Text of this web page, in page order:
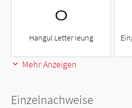
ㅇ
Hangul Letter Ieung
Mehr Anzeigen
Einzelnachweise